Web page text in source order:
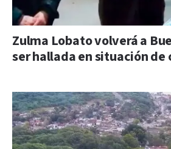
Zulma Lobato volverá a
ser hallada en situación de